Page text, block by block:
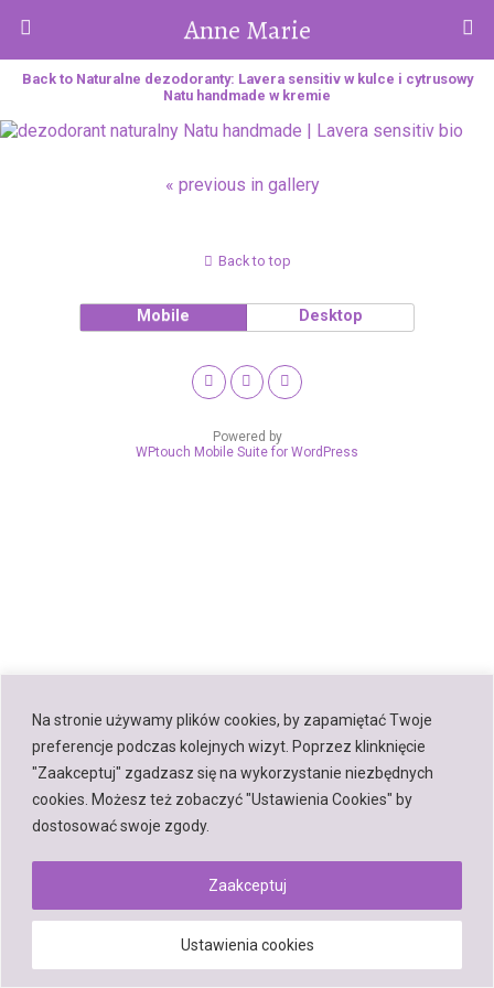
Na stronie używamy plików cookies, by zapamiętać Twoje
preferencje podczas kolejnych wizyt. Poprzez klinknięcie
"Zaakceptuj" zgadzasz się na wykorzystanie niezbędnych
cookies. Możesz też zobaczyć "Ustawienia Cookies" by
dostosować swoje zgody.
Ustawienia cookies
Zaakceptuj
Anne Marie
Back to Naturalne dezodoranty: Lavera sensitiv w kulce i cytrusowy
Natu handmade w kremie
« previous in gallery
Back to top
Mobile Desktop
Powered by
WPtouch Mobile Suite for WordPress